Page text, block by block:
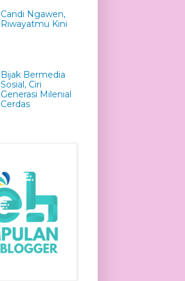
Candi Ngawen,
Riwayatmu Kini
Bijak Bermedia
Sosial, Ciri
Generasi Milenial
Cerdas